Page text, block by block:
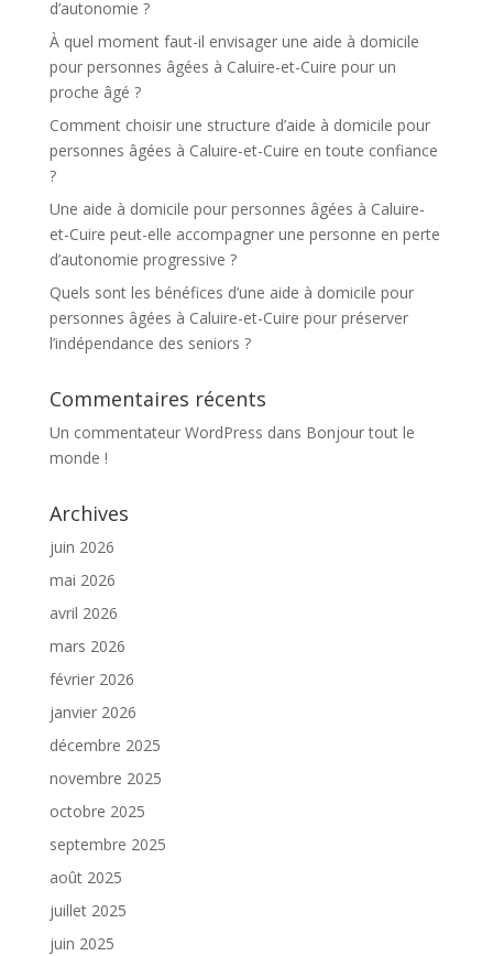
d’autonomie ?
À quel moment faut-il envisager une aide à domicile
pour personnes âgées à Caluire-et-Cuire pour un
proche âgé ?
Comment choisir une structure d’aide à domicile pour
personnes âgées à Caluire-et-Cuire en toute confiance
?
Une aide à domicile pour personnes âgées à Caluire-
et-Cuire peut-elle accompagner une personne en perte
d’autonomie progressive ?
Quels sont les bénéfices d’une aide à domicile pour
personnes âgées à Caluire-et-Cuire pour préserver
l’indépendance des seniors ?
Commentaires récents
Un commentateur WordPress dans Bonjour tout le
monde !
Archives
juin 2026
mai 2026
avril 2026
mars 2026
février 2026
janvier 2026
décembre 2025
novembre 2025
octobre 2025
septembre 2025
août 2025
juillet 2025
juin 2025